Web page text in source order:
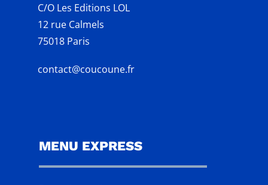
C/O Les Editions LOL
12 rue Calmels
75018 Paris
contact@coucoune.fr
MENU EXPRESS